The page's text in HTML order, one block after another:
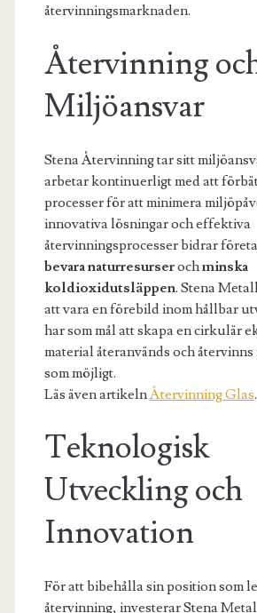
återvinningsmarknaden.
Återvinning
Miljöansvar
Stena Återvinning tar sitt
arbetar kontinuerligt med att
processer för att minimera
innovativa lösningar och effektiva
återvinningsprocesser bidrar
bevara naturresurserochminska
koldioxidutsläppen. Stena
att vara en förebild inom hållbar
har som mål att skapa en cirkulär
material återanvänds och återvinns
som möjligt.
Läs även artikelnÅtervinning Glas.
Teknologisk
Utveckling och
Innovation
För att bibehålla sin position som
återvinning, investerar Stena